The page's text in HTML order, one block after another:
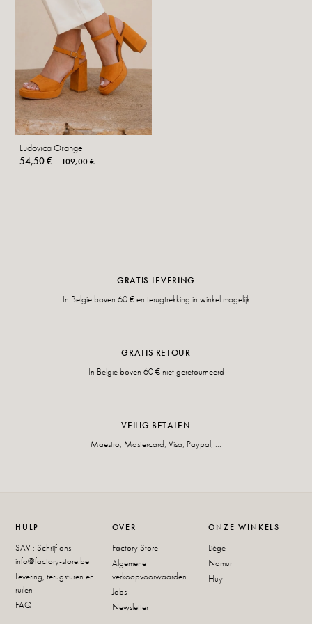
Ludovica Orange
54,50 €
109,00 €
GRATIS LEVERING
In Belgie boven 60 € en terugtrekking in winkel mogelijk
GRATIS RETOUR
In Belgie boven 60 € niet geretourneerd
VEILIG BETALEN
Maestro, Mastercard, Visa, Paypal, ...
HULP
SAV : Schrijf ons
info@factory-store.be
Levering, terugsturen en
ruilen
FAQ
OVER
Factory Store
Algemene
verkoopvoorwaarden
Jobs
Newsletter
ONZE WINKELS
Liège
Namur
Huy